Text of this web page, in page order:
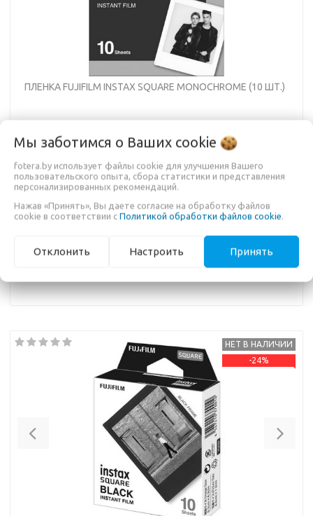
ПЛЕНКА FUJIFILM INSTAX SQUARE MONOCHROME (10 ШТ.)
49,90 руб.
59,90 руб.
В КОРЗИНУ
Пленка Instax SQUARE на 10 кадров (просрочка)
НЕТ В НАЛИЧИИ
-24%
Мы заботимся о Ваших cookie
fotera.by использует файлы cookie для улучшения Вашего
пользовательского опыта, сбора статистики и представления
персонализированных рекомендаций.
Нажав «Принять», Вы даете согласие на обработку файлов
cookie в соответствии с Политикой обработки файлов cookie.
Отклонить Настроить Принять